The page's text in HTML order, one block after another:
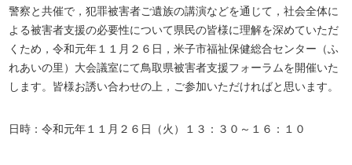
警察と共催で，犯罪被害者ご遺族の講演などを通じて，社会全体に
よる被害者支援の必要性について県民の皆様に理解を深めていただ
くため，令和元年１１月２６日，米子市福祉保健総合センター（ふ
れあいの里）大会議室にて鳥取県被害者支援フォーラムを開催いた
します。皆様お誘い合わせの上，ご参加いただければと思います。
日時：令和元年１１月２６日（火）１３：３０～１６：１０